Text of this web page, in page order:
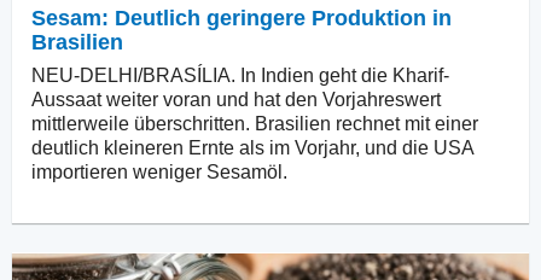
Sesam: Deutlich geringere Produktion in
Brasilien
NEU-DELHI/BRASÍLIA. In Indien geht die Kharif-
Aussaat weiter voran und hat den Vorjahreswert
mittlerweile überschritten. Brasilien rechnet mit einer
deutlich kleineren Ernte als im Vorjahr, und die USA
importieren weniger Sesamöl.